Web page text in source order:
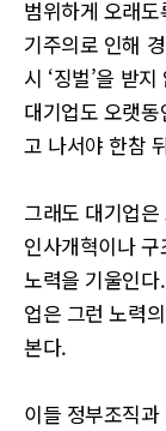
범위하게 오래
기주의로 인해
시 ‘징벌’을 받
대기업도 오랫
고 나서야 한참
그래도 대기업
인사개혁이나
노력을 기울인
업은 그런 노력
본다.
이들 정부조직